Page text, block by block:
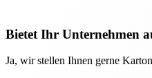
Bietet Ihr Unternehmen
Ja, wir stellen Ihnen gerne